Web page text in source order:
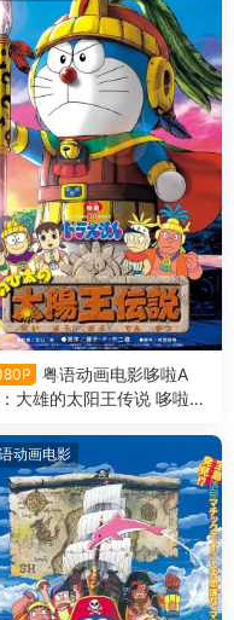
粤语动画电影哆啦A
大雄的太阳王传说 哆啦A
版
动画电影